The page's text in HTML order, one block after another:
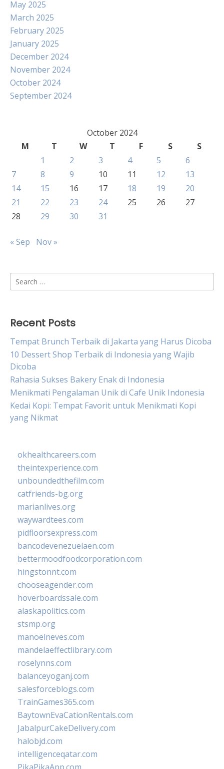
May 2025
March 2025
February 2025
January 2025
December 2024
November 2024
October 2024
September 2024
October 2024
M
T W T F S
S
1
2 3 4 5
6
7
8 9 10 11 12
13
14
15 16 17 18 19
20
21
22 23 24 25 26
27
28
29 30 31
« Sep Nov »
Search
for:
Recent Posts
Tempat Brunch Terbaik di Jakarta yang Harus Dicoba
10 Dessert Shop Terbaik di Indonesia yang Wajib
Dicoba
Rahasia Sukses Bakery Enak di Indonesia
Menikmati Pengalaman Unik di Cafe Unik Indonesia
Kedai Kopi: Tempat Favorit untuk Menikmati Kopi
yang Nikmat
okhealthcareers.com
theintexperience.com
unboundedthefilm.com
catfriends-bg.org
marianlives.org
waywardtees.com
pidfloorsexpress.com
bancodevenezuelaen.com
bettermoodfoodcorporation.com
hingstonnt.com
chooseagender.com
hoverboardssale.com
alaskapolitics.com
stsmp.org
manoelneves.com
mandelaeffectlibrary.com
roselynns.com
balanceyoganj.com
salesforceblogs.com
TrainGames365.com
BaytownEvaCationRentals.com
JabalpurCakeDelivery.com
halobjd.com
intelligenceqatar.com